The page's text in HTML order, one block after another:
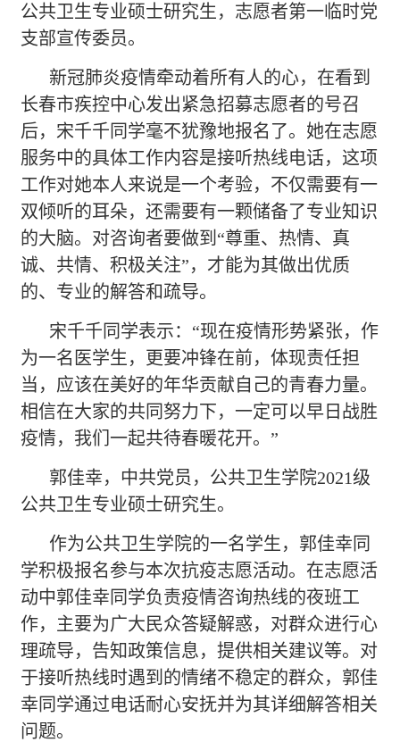
公共卫生专业硕士研究生，志愿者第一临时党
支部宣传委员。
新冠肺炎疫情牵动着所有人的心，在看到
长春市疾控中心发出紧急招募志愿者的号召
后，宋千千同学毫不犹豫地报名了。她在志愿
服务中的具体工作内容是接听热线电话，这项
工作对她本人来说是一个考验，不仅需要有一
双倾听的耳朵，还需要有一颗储备了专业知识
的大脑。对咨询者要做到 “尊重、热情、真
诚、共情、积极关注”，才能为其做出优质
的、专业的解答和疏导。
宋千千同学表示： “现在疫情形势紧张，作
为一名医学生，更要冲锋在前，体现责任担
当，应该在美好的年华贡献自己的青春力量。
相信在大家的共同努力下，一定可以早日战胜
疫情，我们一起共待春暖花开。”
郭佳幸，中共党员，公共卫生学院2021级
公共卫生专业硕士研究生。
作为公共卫生学院的一名学生，郭佳幸同
学积极报名参与本次抗疫志愿活动。在志愿活
动中郭佳幸同学负责疫情咨询热线的夜班工
作，主要为广大民众答疑解惑，对群众进行心
理疏导，告知政策信息，提供相关建议等。对
于接听热线时遇到的情绪不稳定的群众，郭佳
幸同学通过电话耐心安抚并为其详细解答相关
问题。